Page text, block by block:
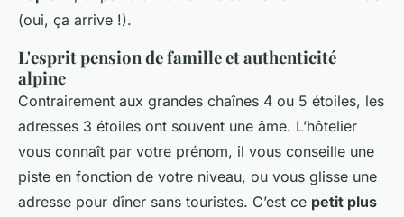
(oui, ça arrive !).
L'esprit pension de famille et authenticité
alpine
Contrairement aux grandes chaînes 4 ou 5 étoiles, les
adresses 3 étoiles ont souvent une âme. L’hôtelier
vous connaît par votre prénom, il vous conseille une
piste en fonction de votre niveau, ou vous glisse une
adresse pour dîner sans touristes. C’est ce petit plus